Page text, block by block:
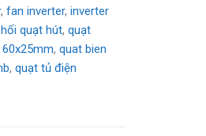
,fan inverter,inverter
quạt hút,quạt
60x25mm,quat bien
,quạt tủ điện